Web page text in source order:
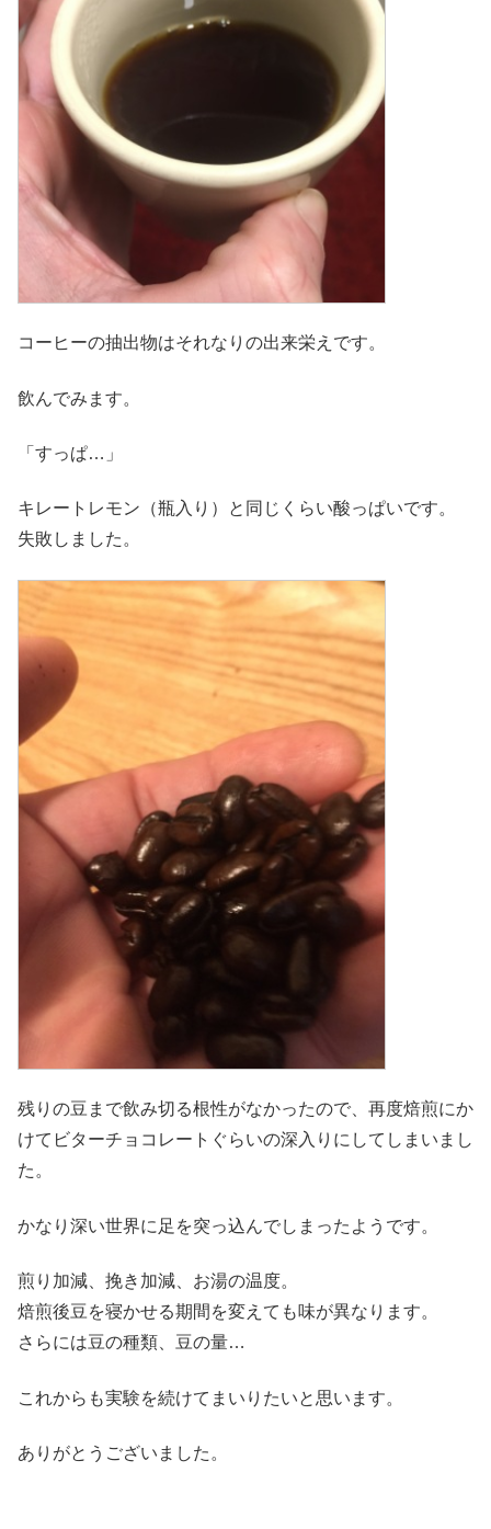
コーヒーの抽出物はそれなりの出来栄えです。
飲んでみます。
「すっぱ…」
キレートレモン（瓶入り）と同じくらい酸っぱいです。
失敗しました。
残りの豆まで飲み切る根性がなかったので、再度焙煎にか
けてビターチョコレートぐらいの深入りにしてしまいまし
た。
かなり深い世界に足を突っ込んでしまったようです。
煎り加減、挽き加減、お湯の温度。
焙煎後豆を寝かせる期間を変えても味が異なります。
さらには豆の種類、豆の量…
これからも実験を続けてまいりたいと思います。
ありがとうございました。